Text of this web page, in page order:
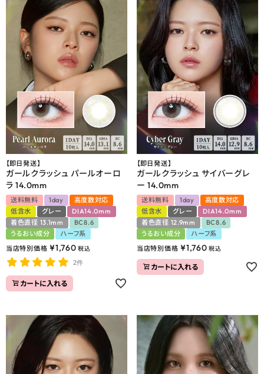
【即日発送】
ガールクラッシュ パールオーロ
ラ 14.0mm
送料無料 1day
高度数対応
低含水
グレー
DIA14.0mm
着色直径 13.1mm
BC8.6
うるおい成分
ハーフ系
当店特別価格 ¥1,760 税込
2件
カートに入れる
【即日発送】
ガールクラッシュ サイバーグレ
ー 14.0mm
送料無料 1day
高度数対応
低含水
グレー
DIA14.0mm
着色直径 12.9mm
BC8.6
うるおい成分
ハーフ系
当店特別価格 ¥1,760 税込
カートに入れる